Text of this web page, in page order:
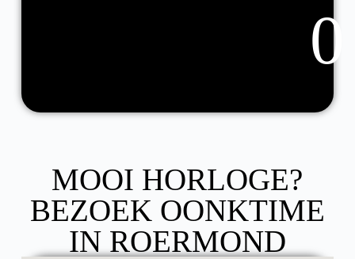
0
MOOI HORLOGE?
BEZOEK OONKTIME
IN ROERMOND